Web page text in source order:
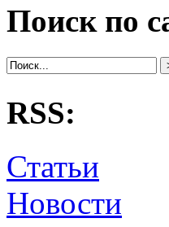
Поиск по
RSS:
Статьи
Новости